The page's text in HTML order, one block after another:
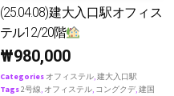
(25.04.08)建大入口駅オフィス
テル12/20階
₩980,000
Categories オフィステル,建大入口駅
Tags2号線, オフィステル, コングクデ,建国